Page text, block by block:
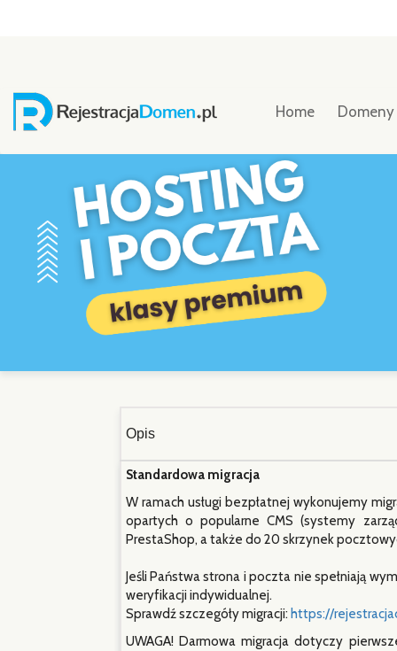
Home Domeny
Opis
Standardowa migracja
W ramach usługi bezpłatnej wykonujemy
opartych o popularne CMS (systemy
PrestaShop, a także do 20 skrzynek
Jeśli Państwa strona i poczta nie spełniają
weryfikacji indywidualnej.
Sprawdź szczegóły migracji: https://
UWAGA! Darmowa migracja dotyczy